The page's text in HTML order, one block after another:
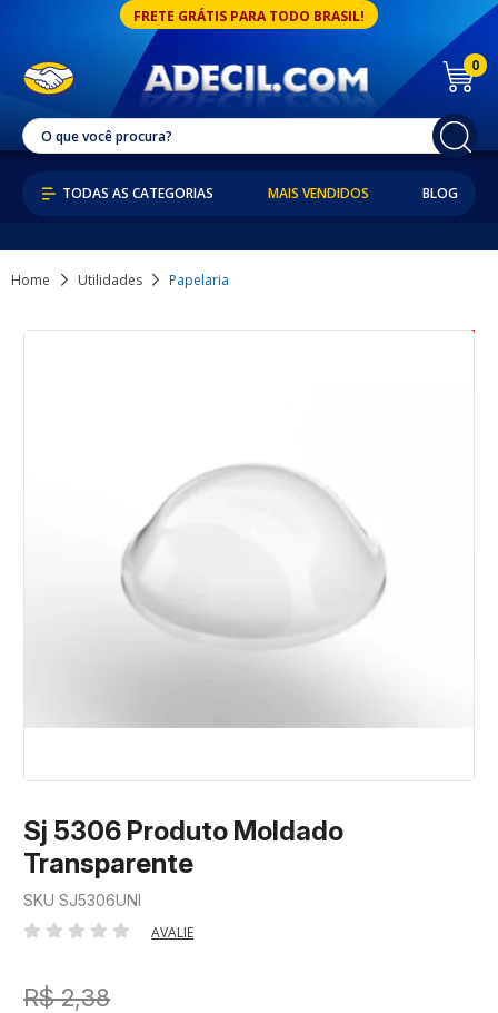
FRETE GRÁTIS PARA TODO BRASIL!
0
MAIS VENDIDOS BLOG
Home Utilidades Papelaria
Sj 5306 Produto Moldado
Transparente
SKU SJ5306UNI
AVALIE
R$ 2,38